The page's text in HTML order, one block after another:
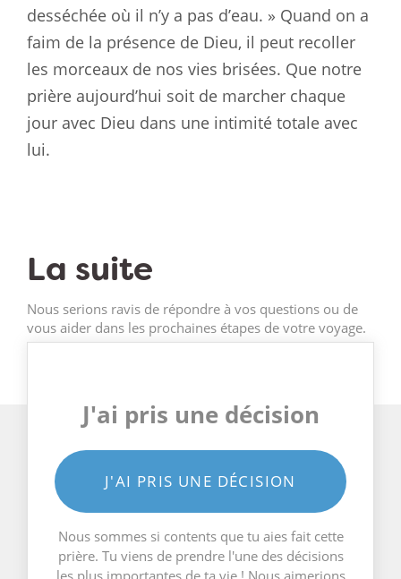
desséchée où il n’y a pas d’eau. » Quand on a
faim de la présence de Dieu, il peut recoller
les morceaux de nos vies brisées. Que notre
prière aujourd’hui soit de marcher chaque
jour avec Dieu dans une intimité totale avec
lui.
La suite
Nous serions ravis de répondre à vos questions ou de
vous aider dans les prochaines étapes de votre voyage.
J'ai pris une décision
J'AI PRIS UNE DÉCISION
Nous sommes si contents que tu aies fait cette
prière. Tu viens de prendre l'une des décisions
les plus importantes de ta vie ! Nous aimerions